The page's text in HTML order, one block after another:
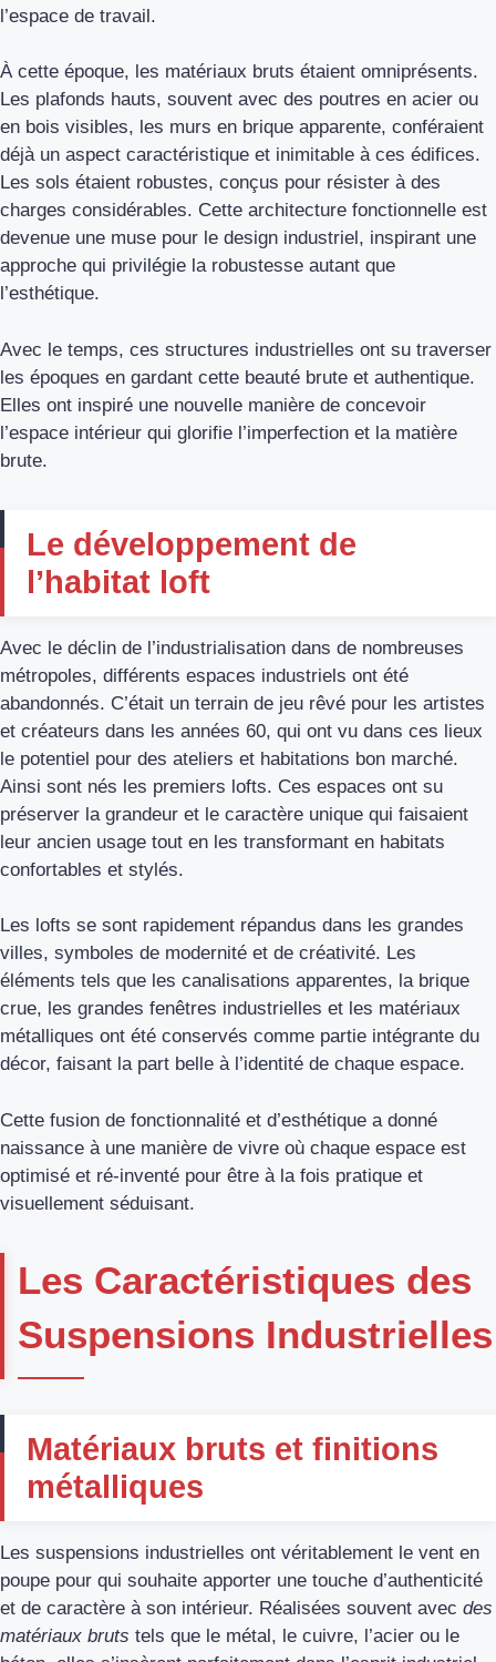
l’espace de travail.
À cette époque, les matériaux bruts étaient omniprésents.
Les plafonds hauts, souvent avec des poutres en acier ou
en bois visibles, les murs en brique apparente, conféraient
déjà un aspect caractéristique et inimitable à ces édifices.
Les sols étaient robustes, conçus pour résister à des
charges considérables. Cette architecture fonctionnelle est
devenue une muse pour le design industriel, inspirant une
approche qui privilégie la robustesse autant que
l’esthétique.
Avec le temps, ces structures industrielles ont su traverser
les époques en gardant cette beauté brute et authentique.
Elles ont inspiré une nouvelle manière de concevoir
l’espace intérieur qui glorifie l’imperfection et la matière
brute.
Le développement de
l’habitat loft
Avec le déclin de l’industrialisation dans de nombreuses
métropoles, différents espaces industriels ont été
abandonnés. C’était un terrain de jeu rêvé pour les artistes
et créateurs dans les années 60, qui ont vu dans ces lieux
le potentiel pour des ateliers et habitations bon marché.
Ainsi sont nés les premiers lofts. Ces espaces ont su
préserver la grandeur et le caractère unique qui faisaient
leur ancien usage tout en les transformant en habitats
confortables et stylés.
Les lofts se sont rapidement répandus dans les grandes
villes, symboles de modernité et de créativité. Les
éléments tels que les canalisations apparentes, la brique
crue, les grandes fenêtres industrielles et les matériaux
métalliques ont été conservés comme partie intégrante du
décor, faisant la part belle à l’identité de chaque espace.
Cette fusion de fonctionnalité et d’esthétique a donné
naissance à une manière de vivre où chaque espace est
optimisé et ré-inventé pour être à la fois pratique et
visuellement séduisant.
Les Caractéristiques des
Suspensions Industrielles
Matériaux bruts et finitions
métalliques
Les suspensions industrielles ont véritablement le vent en
poupe pour qui souhaite apporter une touche d’authenticité
et de caractère à son intérieur. Réalisées souvent avec des
matériaux bruts tels que le métal, le cuivre, l’acier ou le